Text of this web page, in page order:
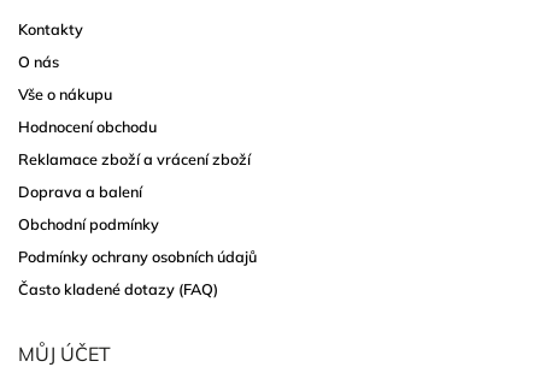
Kontakty
O nás
Vše o nákupu
Hodnocení obchodu
Reklamace zboží a vrácení zboží
Doprava a balení
Obchodní podmínky
Podmínky ochrany osobních údajů
Často kladené dotazy (FAQ)
MŮJ ÚČET